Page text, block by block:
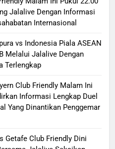
Jalalive Dengan Informasi
Internasional
vs Indonesia Piala ASEAN
Melalui Jalalive Dengan
Terlengkap
Club Friendly Malam Ini
Informasi Lengkap Duel
Yang Dinantikan Penggemar
Getafe Club Friendly Dini